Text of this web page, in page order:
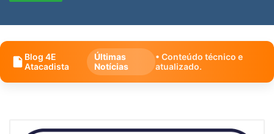
Blog 4E
Atacadista
Últimas
Notícias
• Conteúdo técnico e
atualizado.